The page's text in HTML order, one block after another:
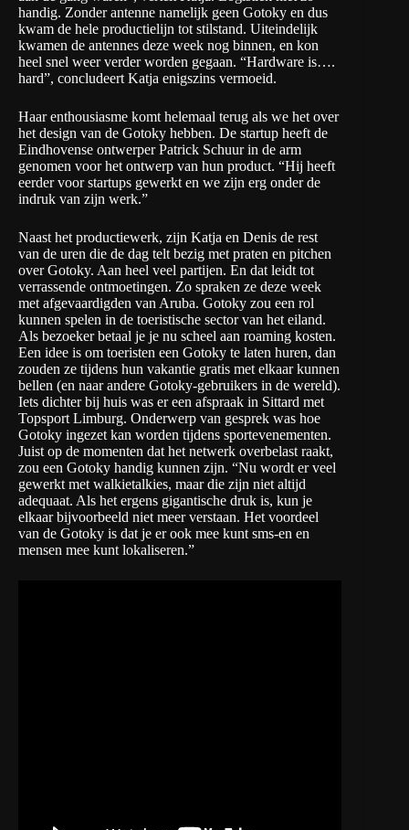
handig. Zonder antenne namelijk geen Gotoky en dus
kwam de hele productielijn tot stilstand. Uiteindelijk
kwamen de antennes deze week nog binnen, en kon
heel snel weer verder worden gegaan. “Hardware is….
hard”, concludeert Katja enigszins vermoeid.
Haar enthousiasme komt helemaal terug als we het over
het design van de Gotoky hebben. De startup heeft de
Eindhovense ontwerper Patrick Schuur in de arm
genomen voor het ontwerp van hun product. “Hij heeft
eerder voor startups gewerkt en we zijn erg onder de
indruk van zijn werk.”
Naast het productiewerk, zijn Katja en Denis de rest
van de uren die de dag telt bezig met praten en pitchen
over Gotoky. Aan heel veel partijen. En dat leidt tot
verrassende ontmoetingen. Zo spraken ze deze week
met afgevaardigden van Aruba. Gotoky zou een rol
kunnen spelen in de toeristische sector van het eiland.
Als bezoeker betaal je je nu scheel aan roaming kosten.
Een idee is om toeristen een Gotoky te laten huren, dan
zouden ze tijdens hun vakantie gratis met elkaar kunnen
bellen (en naar andere Gotoky-gebruikers in de wereld).
Iets dichter bij huis was er een afspraak in Sittard met
Topsport Limburg. Onderwerp van gesprek was hoe
Gotoky ingezet kan worden tijdens sportevenementen.
Juist op de momenten dat het netwerk overbelast raakt,
zou een Gotoky handig kunnen zijn. “Nu wordt er veel
gewerkt met walkietalkies, maar die zijn niet altijd
adequaat. Als het ergens gigantische druk is, kun je
elkaar bijvoorbeeld niet meer verstaan. Het voordeel
van de Gotoky is dat je er ook mee kunt sms-en en
mensen mee kunt lokaliseren.”